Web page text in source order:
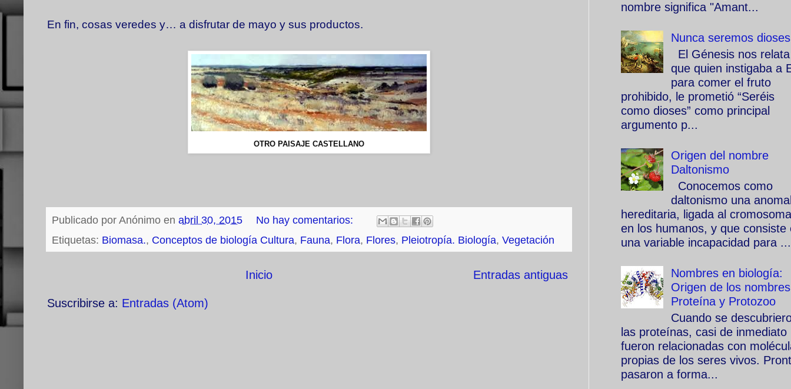
En fin, cosas veredes y… a disfrutar de mayo y sus productos.
OTRO PAISAJE CASTELLANO
Publicado por Anónimo en abril 30, 2015
No hay comentarios:
Etiquetas: Biomasa., Conceptos de biología Cultura, Fauna, Flora, Flores, Pleiotropía. Biología, Vegetación
Entradas antiguas
Inicio
Suscribirse a: Entradas (Atom)
nombre significa "Amant...
Nunca seremos dioses
El Génesis nos relata
que quien instigaba a
para comer el fruto
prohibido, le prometió “Seréis
como dioses” como principal
argumento p...
Origen del nombre
Daltonismo
Conocemos como
daltonismo una
hereditaria, ligada al
en los humanos, y que consiste
una variable incapacidad para ...
Nombres en biología:
Origen de los nombres
Proteína y Protozoo
Cuando se
las proteínas, casi de inmediato
fueron relacionadas con
propias de los seres vivos.
pasaron a forma...